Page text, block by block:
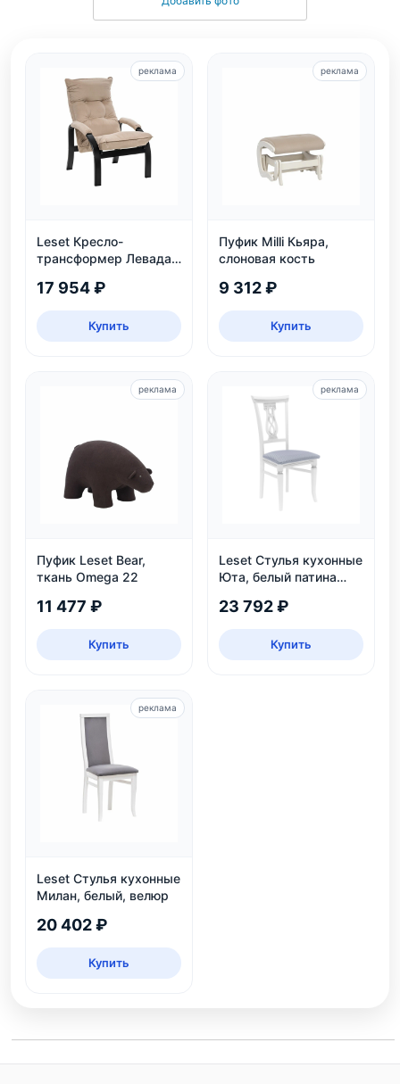
Leset Кресло-
трансформер Левада,
17 954 ₽
Купить
реклама
Пуфик Milli Кьяра,
слоновая кость
9 312 ₽
Купить
реклама
Пуфик Leset Bear,
ткань Omega 22
11 477 ₽
Купить
реклама
Leset Стулья кухонные
Юта, белый патина
23 792 ₽
Купить
реклама
Leset Стулья кухонные
Милан, белый, велюр
20 402 ₽
Купить
реклама